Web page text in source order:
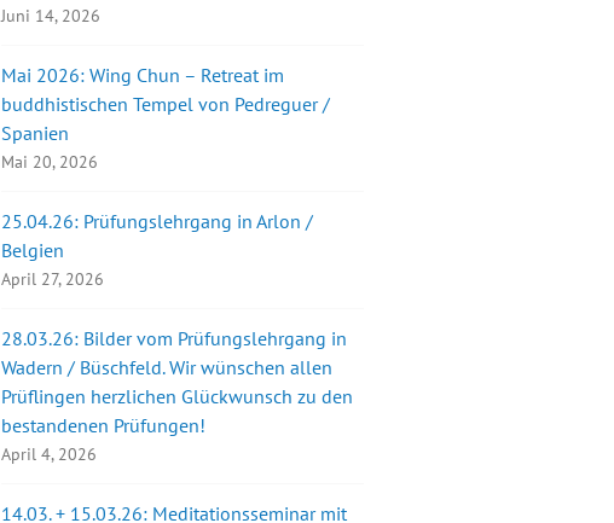
Juni 14, 2026
Mai 2026: Wing Chun – Retreat im
buddhistischen Tempel von Pedreguer /
Spanien
Mai 20, 2026
25.04.26: Prüfungslehrgang in Arlon /
Belgien
April 27, 2026
28.03.26: Bilder vom Prüfungslehrgang in
Wadern / Büschfeld. Wir wünschen allen
Prüflingen herzlichen Glückwunsch zu den
bestandenen Prüfungen!
April 4, 2026
14.03. + 15.03.26: Meditationsseminar mit